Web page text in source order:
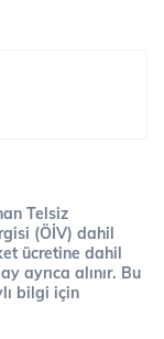
Telsiz
(ÖİV) dahil
ücretine dahil
ayrıca alınır. Bu
bilgi için